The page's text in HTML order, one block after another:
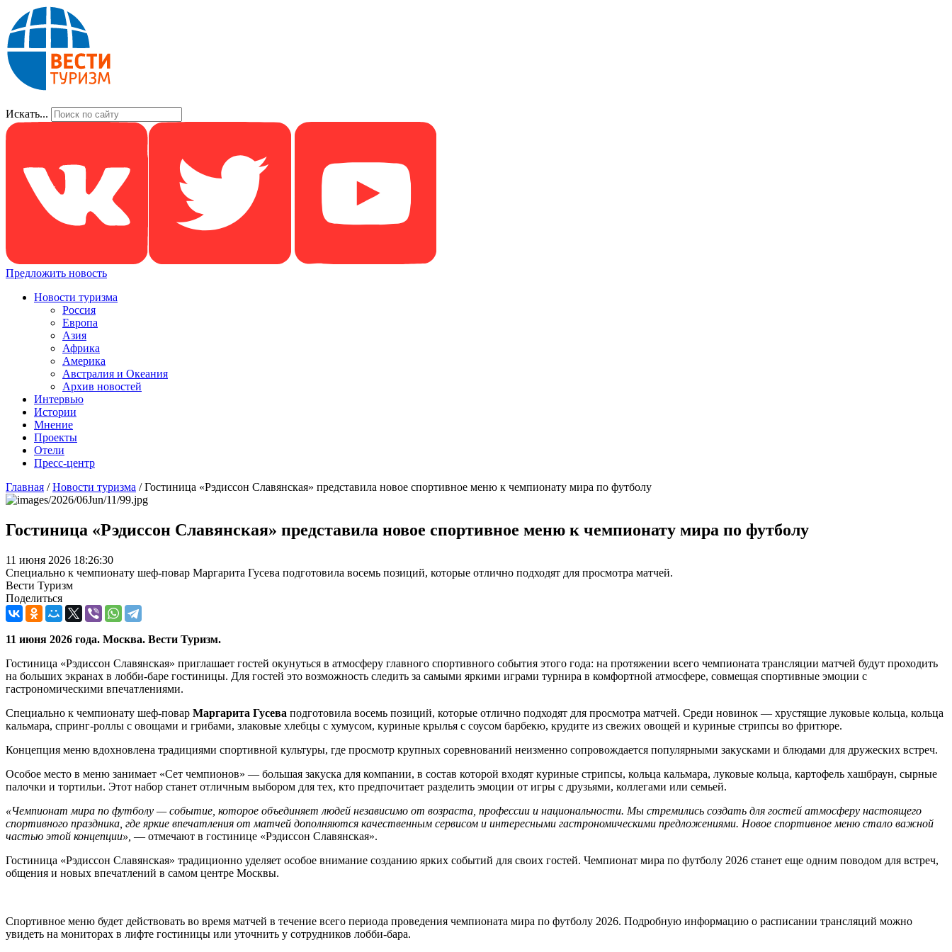
Искать...
Предложить новость
Новости туризма
Россия
Европа
Азия
Африка
Америка
Австралия и Океания
Архив новостей
Интервью
Истории
Мнение
Проекты
Отели
Пресс-центр
Главная /Новости туризма /Гостиница «Рэдиссон Славянская» представила новое спортивное меню к чемпионату мира по футболу
Гостиница «Рэдиссон Славянская» представила новое спортивное меню к чемпионату мира по футболу
11 июня 2026 18:26:30
Специально к чемпионату шеф-повар Маргарита Гусева подготовила восемь позиций, которые отлично подходят для просмотра матчей.
Вести Туризм
Поделиться
11 июня 2026 года. Москва. Вести Туризм.
Гостиница «Рэдиссон Славянская» приглашает гостей окунуться в атмосферу главного спортивного события этого года: на протяжении всего чемпионата трансляции матчей будут проходить
на больших экранах в лобби-баре гостиницы. Для гостей это возможность следить за самыми яркими играми турнира в комфортной атмосфере, совмещая спортивные эмоции с
гастрономическими впечатлениями.
Специально к чемпионату шеф-повар Маргарита Гусева подготовила восемь позиций, которые отлично подходят для просмотра матчей. Среди новинок — хрустящие луковые кольца, кольца
кальмара, спринг-роллы с овощами и грибами, злаковые хлебцы с хумусом, куриные крылья с соусом барбекю, крудите из свежих овощей и куриные стрипсы во фритюре.
Концепция меню вдохновлена традициями спортивной культуры, где просмотр крупных соревнований неизменно сопровождается популярными закусками и блюдами для дружеских встреч.
Особое место в меню занимает «Сет чемпионов» — большая закуска для компании, в состав которой входят куриные стрипсы, кольца кальмара, луковые кольца, картофель хашбраун, сырные
палочки и тортильи. Этот набор станет отличным выбором для тех, кто предпочитает разделить эмоции от игры с друзьями, коллегами или семьей.
«Чемпионат мира по футболу — событие, которое объединяет людей независимо от возраста, профессии и национальности. Мы стремились создать для гостей атмосферу настоящего
спортивного праздника, где яркие впечатления от матчей дополняются качественным сервисом и интересными гастрономическими предложениями. Новое спортивное меню стало важной
частью этой концепции», — отмечают в гостинице «Рэдиссон Славянская».
Гостиница «Рэдиссон Славянская» традиционно уделяет особое внимание созданию ярких событий для своих гостей. Чемпионат мира по футболу 2026 станет еще одним поводом для встреч,
общения и новых впечатлений в самом центре Москвы.
Спортивное меню будет действовать во время матчей в течение всего периода проведения чемпионата мира по футболу 2026. Подробную информацию о расписании трансляций можно
увидеть на мониторах в лифте гостиницы или уточнить у сотрудников лобби-бара.